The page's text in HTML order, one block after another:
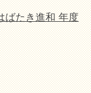
たき進和 年度